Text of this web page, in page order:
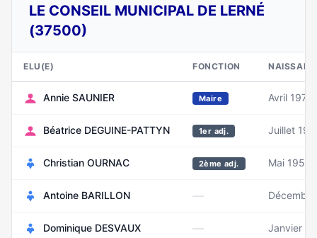
LE CONSEIL MUNICIPAL DE LERNÉ
(37500)
ELU(E) FONCTION
Annie SAUNIER Maire Avril 1976
Béatrice DEGUINE-PATTYN 1er adj. Juillet
Christian OURNAC 2ème adj. Mai 1950
Antoine BARILLON —
Dominique DESVAUX — Janvier